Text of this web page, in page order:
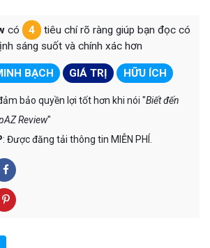
có 4
tiêu chí rõ ràng giúp bạn đọc có
sáng suốt và chính xác hơn
BẠCH GIÁ TRỊ HỮU ÍCH
bảo quyền lợi tốt hơn khi nói "Biết đến
Review"
: Được đăng tải thông tin MIỄN PHÍ.